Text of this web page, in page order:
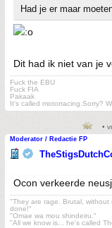
Had je er maar
Dit had ik niet van je
Fuck the EBU
Fuck FIA
Pakaak
It's called motorracing.Sorry?
•
Moderator / Redactie FP
Ocon verkeerde
"They are rage. Brutal, without
done!"
"Omae wa mou shindeiru."
"All we know is... he's called